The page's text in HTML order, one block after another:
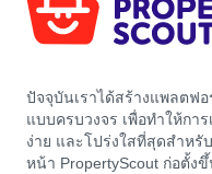
ปัจจุบันเราได้สร้างแพลตฟ
แบบครบวงจร เพื่อทำให้กา
ง่าย และโปร่งใสที่สุดสำหรั
หน้า PropertyScout ก่อตั้ง